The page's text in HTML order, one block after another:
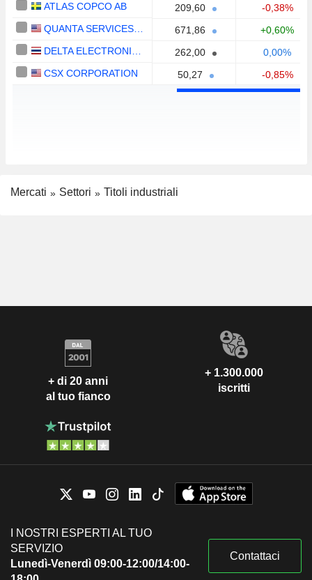
ATLAS COPCO AB
209,60
-0,38%
QUANTA SERVICES, INC.
671,86
+0,60%
262,00
0,00%
CSX CORPORATION
50,27 -0,85%
Mercati Settori Titoli industriali
+ di 20 anni
al tuo fianco
+ 1.300.000
iscritti
I NOSTRI ESPERTI AL TUO
SERVIZIO
Lunedì-Venerdì 09:00-12:00/14:00-
Contattaci